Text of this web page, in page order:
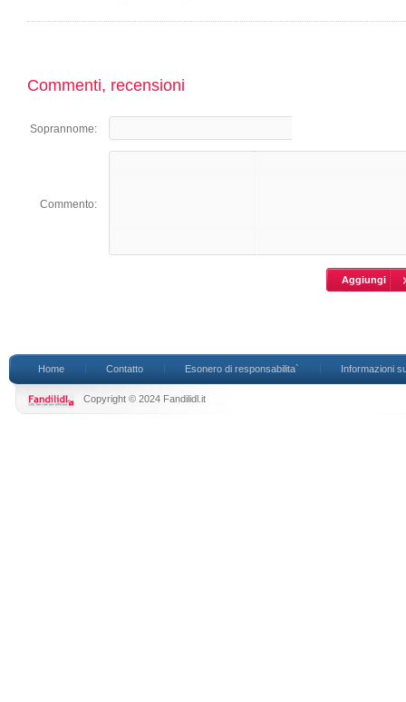
Commenti, recensioni
Soprannome:
Commento:
Home Contatto Esonero di responsabilita` Informazioni
Copyright © 2024 Fandilidl.it